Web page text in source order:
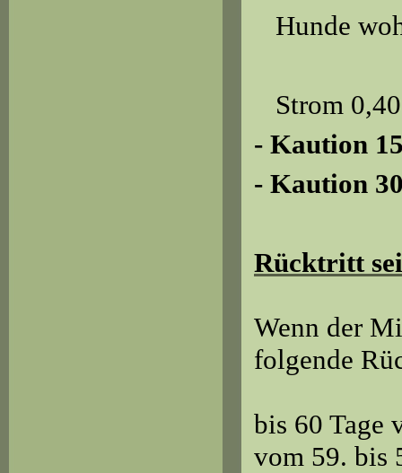
Hunde
Strom
- Kaution
- Kaution
Rücktritt
Wenn der
folgende
bis 60
vom 59.